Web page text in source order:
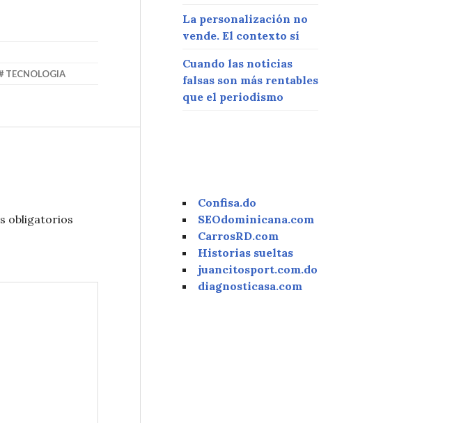
TECNOLOGIA
obligatorios
La personalización no
vende. El contexto sí
Cuando las noticias
falsas son más rentables
que el periodismo
Confisa.do
SEOdominicana.com
CarrosRD.com
Historias sueltas
juancitosport.com.do
diagnosticasa.com